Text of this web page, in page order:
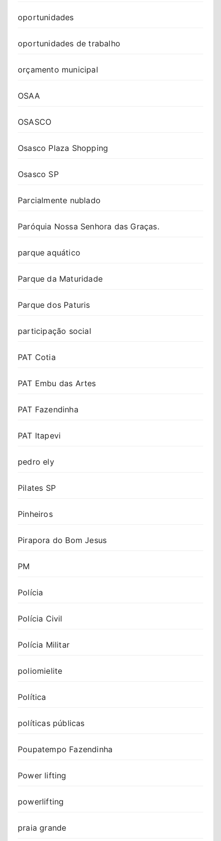
oportunidades
oportunidades de trabalho
orçamento municipal
OSAA
OSASCO
Osasco Plaza Shopping
Osasco SP
Parcialmente nublado
Paróquia Nossa Senhora das Graças.
parque aquático
Parque da Maturidade
Parque dos Paturis
participação social
PAT Cotia
PAT Embu das Artes
PAT Fazendinha
PAT Itapevi
pedro ely
Pilates SP
Pinheiros
Pirapora do Bom Jesus
PM
Polícia
Polícia Civil
Polícia Militar
poliomielite
Política
políticas públicas
Poupatempo Fazendinha
Power lifting
powerlifting
praia grande